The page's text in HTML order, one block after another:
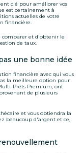
clé pour améliorer vos
est certainement à
actuelles de votre
financière.
comparer et d'obtenir le
de taux.
une bonne idée
financière avec qui vous
la meilleure option pour
Prêts Premium, ont
de plusieurs
et vous obtiendra la
beaucoup d'argent et ce,